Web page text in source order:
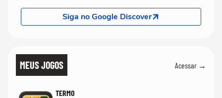
Siga no Google Discover
MEUS JOGOS Acessar →
TERMO